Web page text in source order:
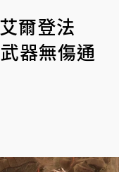
爾登法
器無傷通